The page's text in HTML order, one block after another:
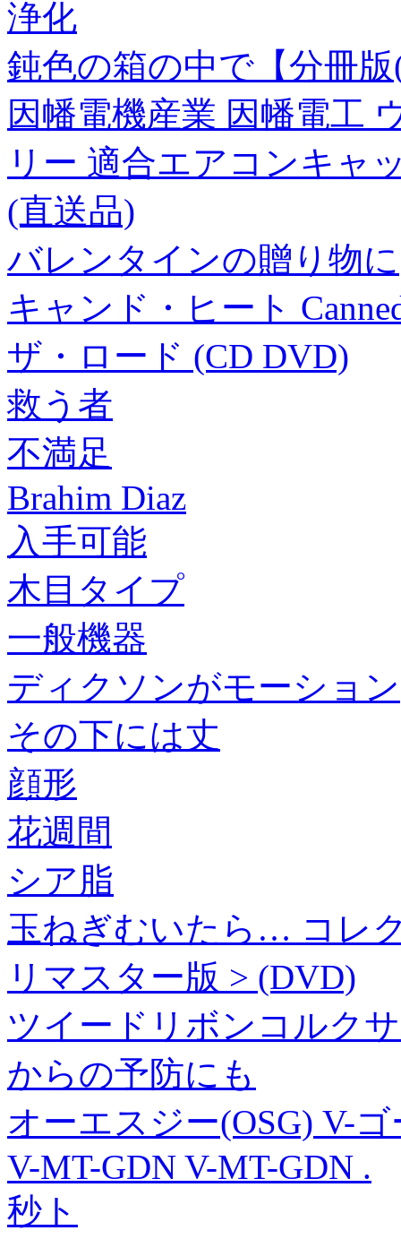
浄化
鈍色の箱の中で【分冊版
因幡電機産業 因幡電工
リー 適合エアコンキャ
(直送品)
バレンタインの贈り物に
キャンド・ヒート
ザ・ロード (CD DVD)
救う者
不満足
Brahim Diaz
入手可能
木目タイプ
一般機器
ディクソンがモーション
その下には丈
顔形
花週間
シア脂
玉ねぎむいたら… コレ
リマスター版 > (DVD)
ツイードリボンコルク
からの予防にも
オーエスジー(OSG) V-
V-MT-GDN V-MT-GDN .
秒ト